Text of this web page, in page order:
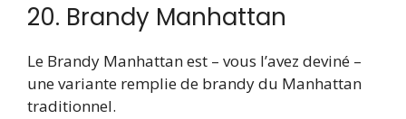
20. Brandy Manhattan
Le Brandy Manhattan est – vous l’avez deviné –
une variante remplie de brandy du Manhattan
traditionnel.